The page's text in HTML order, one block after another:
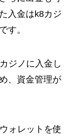
入金はk8カジ
す。
ジノに入金し
、資金管理が
ォレットを使